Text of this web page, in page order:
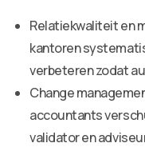
Relatiekwaliteit en
kantoren
verbeteren zodat
Change
accountants
validator en